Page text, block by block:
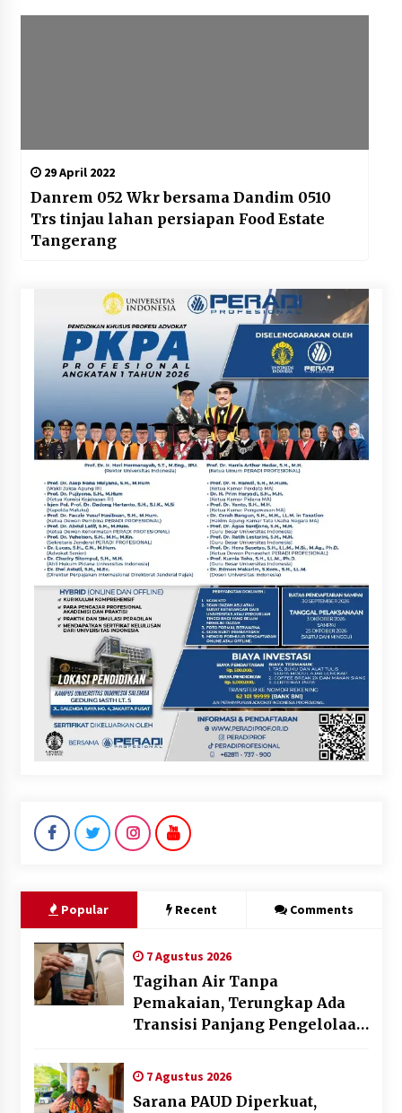
29 April 2022
Danrem 052 Wkr bersama Dandim 0510
Trs tinjau lahan persiapan Food Estate
Tangerang
Popular Recent Comments
7 Agustus 2026
Tagihan Air Tanpa
Pemakaian, Terungkap Ada
Transisi Panjang Pengelolaan
Transparan
7 Agustus 2026
Sarana PAUD Diperkuat,